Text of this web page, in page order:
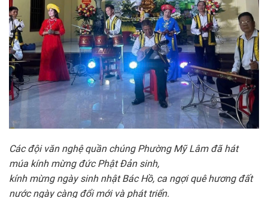
Các đội văn nghệ quần chúng Phường Mỹ Lâm đã hát
múa kính mừng đức Phật Đản sinh,
kính mừng ngày sinh nhật Bác Hồ, ca ngợi quê hương đất
nước ngày càng đổi mới và phát triển.